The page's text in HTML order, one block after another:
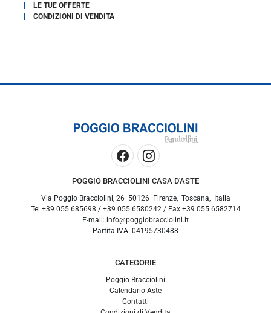
LE TUE OFFERTE
CONDIZIONI DI VENDITA
POGGIO BRACCIOLINI CASA D'ASTE
Via Poggio Bracciolini, 26 50126 Firenze, Toscana,
Italia
Tel +39 055 685698 / +39 055 6580242/ Fax +39 055 6582714
E-mail: info@poggiobracciolini.it
Partita IVA: 04195730488
CATEGORIE
Poggio Bracciolini
Calendario Aste
Contatti